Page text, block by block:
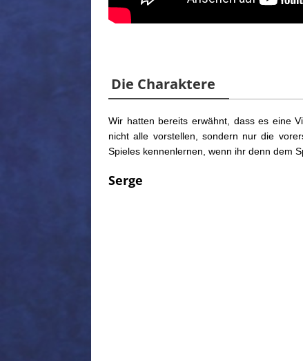
Die Charaktere
Wir hatten bereits erwähnt, dass es eine
nicht alle vorstellen, sondern nur die
Spieles kennenlernen, wenn ihr denn dem
Serge